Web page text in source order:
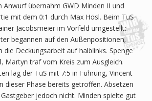
Anwurf übernahm GWD Minden II und
mit dem 0:1 durch Max Hösl. Beim TuS
Jacobsmeier im Vorfeld umgestellt:
begannen auf den Außenpositionen,
die Deckungsarbeit auf halblinks. Spenge
Martyn traf vom Kreis zum Ausgleich.
lag der TuS mit 7:5 in Führung, Vincent
dieser Phase bereits getroffen. Absetzen
jedoch nicht. Minden spielte gut